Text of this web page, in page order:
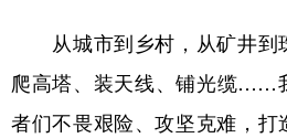
从城市到乡村，从矿井到
爬高塔、装天线、铺光缆……
者们不畏艰险、攻坚克难，